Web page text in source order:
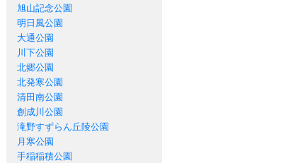
旭山記念公園
明日風公園
大通公園
川下公園
北郷公園
北発寒公園
清田南公園
創成川公園
滝野すずらん丘陵公園
月寒公園
手稲稲積公園